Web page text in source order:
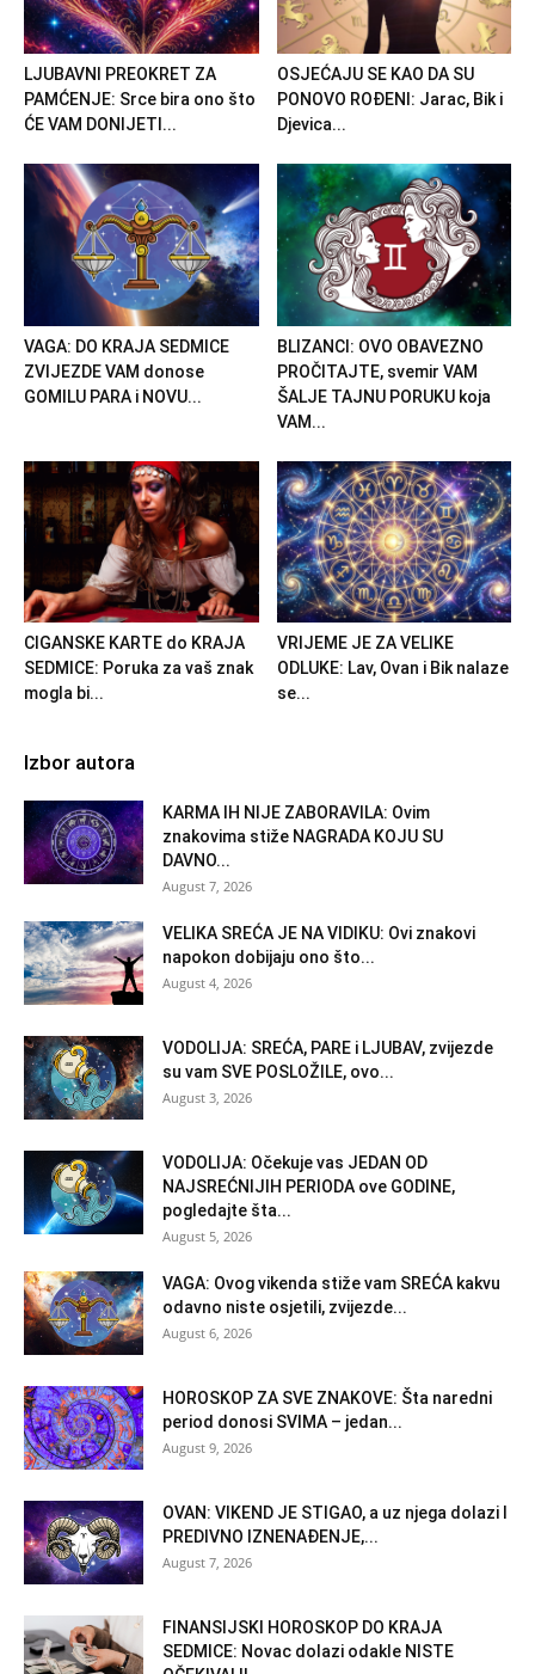
LJUBAVNI PREOKRET ZA
PAMĆENJE: Srce bira ono što
ĆE VAM DONIJETI...
OSJEĆAJU SE KAO DA SU
PONOVO ROĐENI: Jarac, Bik i
Djevica...
VAGA: DO KRAJA SEDMICE
ZVIJEZDE VAM donose
GOMILU PARA i NOVU...
BLIZANCI: OVO OBAVEZNO
PROČITAJTE, svemir VAM
ŠALJE TAJNU PORUKU koja
VAM...
CIGANSKE KARTE do KRAJA
SEDMICE: Poruka za vaš znak
mogla bi...
VRIJEME JE ZA VELIKE
ODLUKE: Lav, Ovan i Bik nalaze
se...
Izbor autora
KARMA IH NIJE ZABORAVILA: Ovim
znakovima stiže NAGRADA KOJU SU
DAVNO...
August 7, 2026
VELIKA SREĆA JE NA VIDIKU: Ovi znakovi
napokon dobijaju ono što...
August 4, 2026
VODOLIJA: SREĆA, PARE i LJUBAV, zvijezde
su vam SVE POSLOŽILE, ovo...
August 3, 2026
VODOLIJA: Očekuje vas JEDAN OD
NAJSREĆNIJIH PERIODA ove GODINE,
pogledajte šta...
August 5, 2026
VAGA: Ovog vikenda stiže vam SREĆA kakvu
odavno niste osjetili, zvijezde...
August 6, 2026
HOROSKOP ZA SVE ZNAKOVE: Šta naredni
period donosi SVIMA – jedan...
August 9, 2026
OVAN: VIKEND JE STIGAO, a uz njega dolazi I
PREDIVNO IZNENAĐENJE,...
August 7, 2026
FINANSIJSKI HOROSKOP DO KRAJA
SEDMICE: Novac dolazi odakle NISTE